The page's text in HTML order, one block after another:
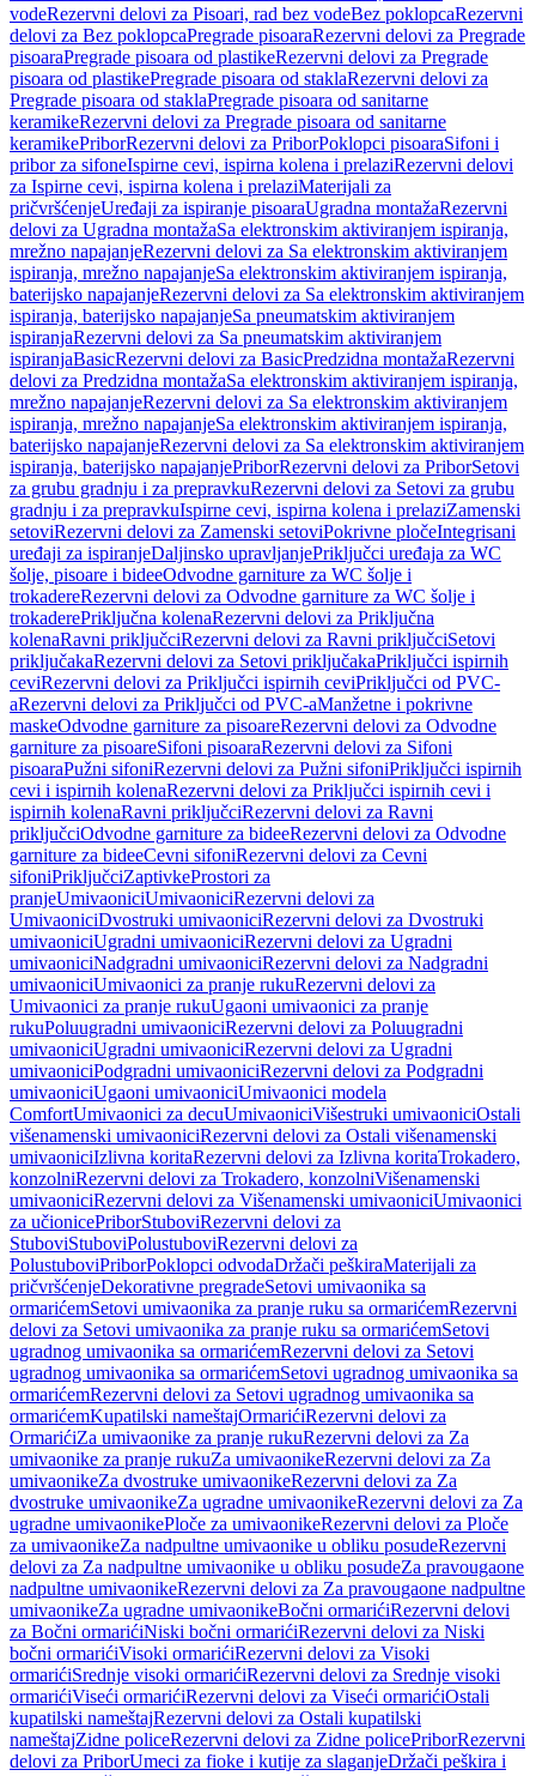
vodeRezervni delovi za Pisoari, rad bez vodeBez poklopcaRezervni
delovi za Bez poklopcaPregrade pisoaraRezervni delovi za Pregrade
pisoaraPregrade pisoara od plastikeRezervni delovi za Pregrade
pisoara od plastikePregrade pisoara od staklaRezervni delovi za
Pregrade pisoara od staklaPregrade pisoara od sanitarne
keramikeRezervni delovi za Pregrade pisoara od sanitarne
keramikePriborRezervni delovi za PriborPoklopci pisoaraSifoni i
pribor za sifoneIspirne cevi, ispirna kolena i prelaziRezervni delovi
za Ispirne cevi, ispirna kolena i prelaziMaterijali za
pričvršćenjeUređaji za ispiranje pisoaraUgradna montažaRezervni
delovi za Ugradna montažaSa elektronskim aktiviranjem ispiranja,
mrežno napajanjeRezervni delovi za Sa elektronskim aktiviranjem
ispiranja, mrežno napajanjeSa elektronskim aktiviranjem ispiranja,
baterijsko napajanjeRezervni delovi za Sa elektronskim aktiviranjem
ispiranja, baterijsko napajanjeSa pneumatskim aktiviranjem
ispiranjaRezervni delovi za Sa pneumatskim aktiviranjem
ispiranjaBasicRezervni delovi za BasicPredzidna montažaRezervni
delovi za Predzidna montažaSa elektronskim aktiviranjem ispiranja,
mrežno napajanjeRezervni delovi za Sa elektronskim aktiviranjem
ispiranja, mrežno napajanjeSa elektronskim aktiviranjem ispiranja,
baterijsko napajanjeRezervni delovi za Sa elektronskim aktiviranjem
ispiranja, baterijsko napajanjePriborRezervni delovi za PriborSetovi
za grubu gradnju i za prepravkuRezervni delovi za Setovi za grubu
gradnju i za prepravkuIspirne cevi, ispirna kolena i prelaziZamenski
setoviRezervni delovi za Zamenski setoviPokrivne pločeIntegrisani
uređaji za ispiranjeDaljinsko upravljanjePriključci uređaja za WC
šolje, pisoare i bideeOdvodne garniture za WC šolje i
trokadereRezervni delovi za Odvodne garniture za WC šolje i
trokaderePriključna kolenaRezervni delovi za Priključna
kolenaRavni priključciRezervni delovi za Ravni priključciSetovi
priključakaRezervni delovi za Setovi priključakaPriključci ispirnih
ceviRezervni delovi za Priključci ispirnih ceviPriključci od PVC-
aRezervni delovi za Priključci od PVC-aManžetne i pokrivne
maskeOdvodne garniture za pisoareRezervni delovi za Odvodne
garniture za pisoareSifoni pisoaraRezervni delovi za Sifoni
pisoaraPužni sifoniRezervni delovi za Pužni sifoniPriključci ispirnih
cevi i ispirnih kolenaRezervni delovi za Priključci ispirnih cevi i
ispirnih kolenaRavni priključciRezervni delovi za Ravni
priključciOdvodne garniture za bideeRezervni delovi za Odvodne
garniture za bideeCevni sifoniRezervni delovi za Cevni
sifoniPriključciZaptivkeProstori za
pranjeUmivaoniciUmivaoniciRezervni delovi za
UmivaoniciDvostruki umivaoniciRezervni delovi za Dvostruki
umivaoniciUgradni umivaoniciRezervni delovi za Ugradni
umivaoniciNadgradni umivaoniciRezervni delovi za Nadgradni
umivaoniciUmivaonici za pranje rukuRezervni delovi za
Umivaonici za pranje rukuUgaoni umivaonici za pranje
rukuPoluugradni umivaoniciRezervni delovi za Poluugradni
umivaoniciUgradni umivaoniciRezervni delovi za Ugradni
umivaoniciPodgradni umivaoniciRezervni delovi za Podgradni
umivaoniciUgaoni umivaoniciUmivaonici modela
ComfortUmivaonici za decuUmivaoniciVišestruki umivaoniciOstali
višenamenski umivaoniciRezervni delovi za Ostali višenamenski
umivaoniciIzlivna koritaRezervni delovi za Izlivna koritaTrokadero,
konzolniRezervni delovi za Trokadero, konzolniVišenamenski
umivaoniciRezervni delovi za Višenamenski umivaoniciUmivaonici
za učionicePriborStuboviRezervni delovi za
StuboviStuboviPolustuboviRezervni delovi za
PolustuboviPriborPoklopci odvodaDržači peškiraMaterijali za
pričvršćenjeDekorativne pregradeSetovi umivaonika sa
ormarićemSetovi umivaonika za pranje ruku sa ormarićemRezervni
delovi za Setovi umivaonika za pranje ruku sa ormarićemSetovi
ugradnog umivaonika sa ormarićemRezervni delovi za Setovi
ugradnog umivaonika sa ormarićemSetovi ugradnog umivaonika sa
ormarićemRezervni delovi za Setovi ugradnog umivaonika sa
ormarićemKupatilski nameštajOrmarićiRezervni delovi za
OrmarićiZa umivaonike za pranje rukuRezervni delovi za Za
umivaonike za pranje rukuZa umivaonikeRezervni delovi za Za
umivaonikeZa dvostruke umivaonikeRezervni delovi za Za
dvostruke umivaonikeZa ugradne umivaonikeRezervni delovi za Za
ugradne umivaonikePloče za umivaonikeRezervni delovi za Ploče
za umivaonikeZa nadpultne umivaonike u obliku posudeRezervni
delovi za Za nadpultne umivaonike u obliku posudeZa pravougaone
nadpultne umivaonikeRezervni delovi za Za pravougaone nadpultne
umivaonikeZa ugradne umivaonikeBočni ormarićiRezervni delovi
za Bočni ormarićiNiski bočni ormarićiRezervni delovi za Niski
bočni ormarićiVisoki ormarićiRezervni delovi za Visoki
ormarićiSrednje visoki ormarićiRezervni delovi za Srednje visoki
ormarićiViseći ormarićiRezervni delovi za Viseći ormarićiOstali
kupatilski nameštajRezervni delovi za Ostali kupatilski
nameštajZidne policeRezervni delovi za Zidne policePriborRezervni
delovi za PriborUmeci za fioke i kutije za slaganjeDržači peškira i